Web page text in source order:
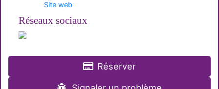
Site web
Réseaux sociaux
Réserver